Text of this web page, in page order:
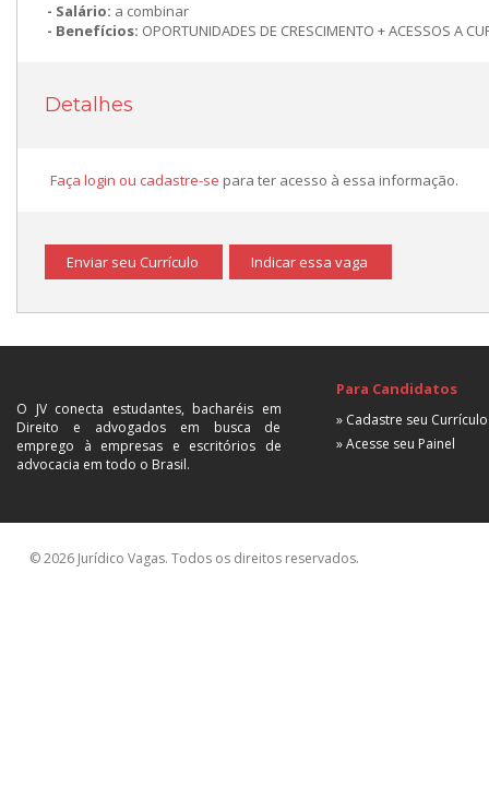
Salário: a combinar
Benefícios: OPORTUNIDADES DE CRESCIMENTO + ACESSOS A
Detalhes
Faça login ou cadastre-se para ter acesso à essa informação.
Enviar seu Currículo Indicar essa vaga
O JV conecta estudantes, bacharéis em
Direito e advogados em busca de
emprego à empresas e escritórios de
advocacia em todo o Brasil.
Para Candidatos
» Cadastre seu Currículo
» Acesse seu Painel
© 2026 Jurídico Vagas. Todos os direitos reservados.